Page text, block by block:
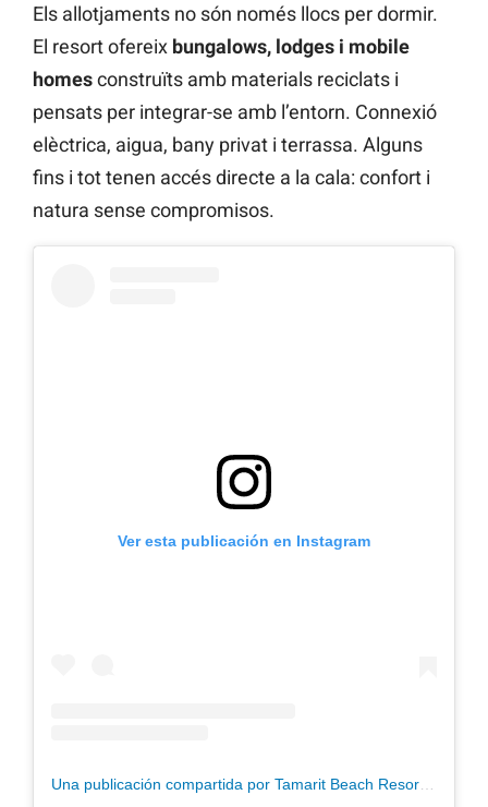
Els allotjaments no són només llocs per dormir.
El resort ofereix bungalows, lodges i mobile
homesconstruïts amb materials reciclats i
pensats per integrar-se amb l’entorn. Connexió
elèctrica, aigua, bany privat i terrassa. Alguns
fins i tot tenen accés directe a la cala: confort i
natura sense compromisos.
Ver esta publicación en Instagram